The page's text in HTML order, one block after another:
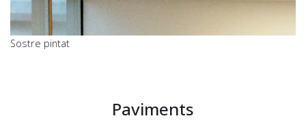
Sostre pintat
Paviments